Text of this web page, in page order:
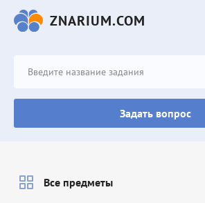
ZNARIUM.COM
Задать вопрос
Все предметы